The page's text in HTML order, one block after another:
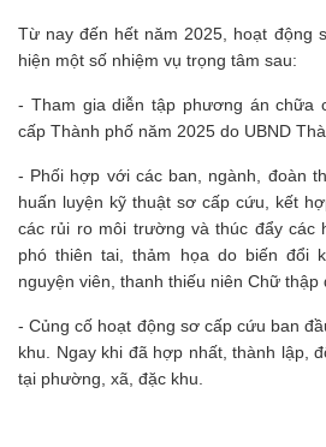
Từ nay đến hết năm 2025, hoạt động
hiện một số nhiệm vụ trọng tâm sau:
- Tham gia diễn tập phương án chữa
cấp Thành phố năm 2025 do UBND
- Phối hợp với các ban, ngành, đoàn
huấn luyện kỹ thuật sơ cấp cứu, kết
các rủi ro môi trường và thúc đẩy các
phó thiên tai, thảm họa do biến đổi
nguyện viên, thanh thiếu niên Chữ thập
- Củng cố hoạt động sơ cấp cứu ban
khu. Ngay khi đã hợp nhất, thành lập,
tại phường, xã, đặc khu.